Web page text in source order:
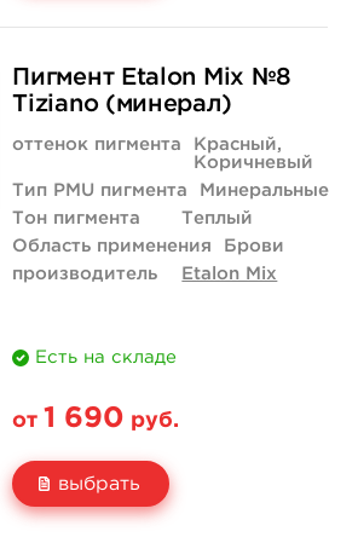
1 690 руб.
купить
3 290 руб.
купить
Пигмент Etalon Mix №8
Tiziano (минерал)
оттенок пигмента
Красный,
Коричневый
Тип PMU пигмента
Минеральные
Тон пигмента
Теплый
Область применения
Брови
производитель
Etalon Mix
Есть на складе
от 1 690 руб.
выбрать